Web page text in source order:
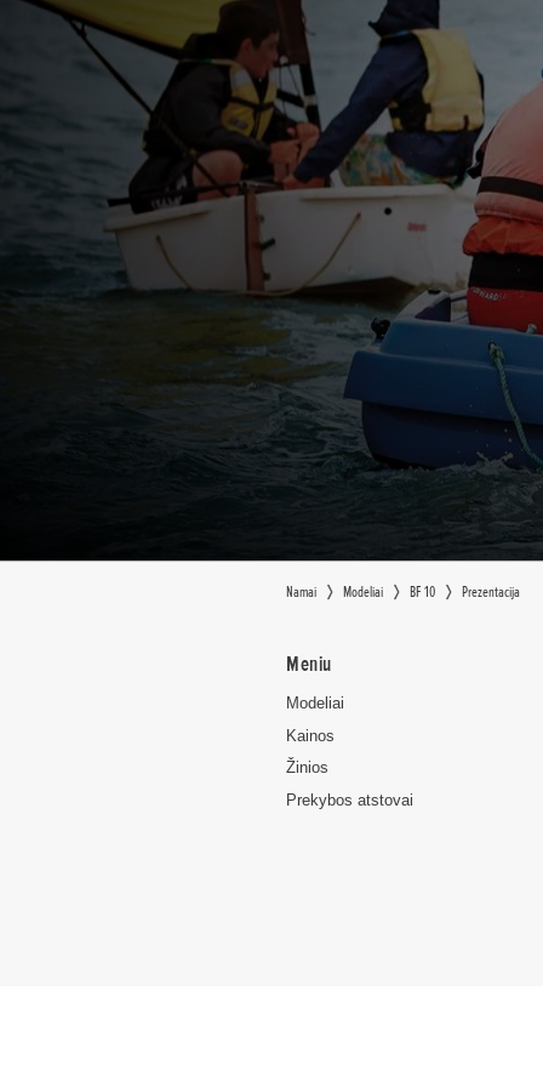
Namai Modeliai BF 10 Prezentacija
Meniu
Modeliai
Kainos
Žinios
Prekybos atstovai